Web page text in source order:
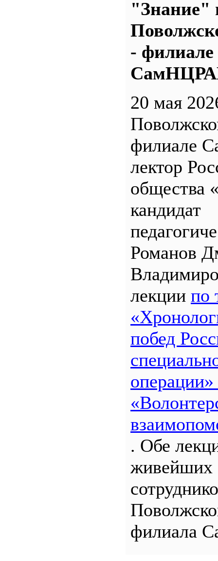
"Знание"
- филиале
20 мая
филиале
лектор
общества
кандидат
Романов
лекции по
побед
. Обе
живейших
филиала